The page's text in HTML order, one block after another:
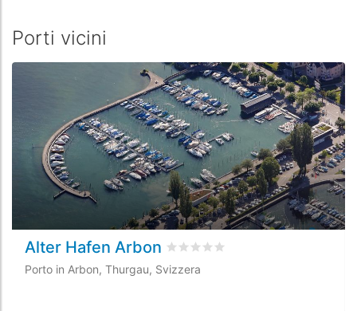
Porti vicini
Alter Hafen Arbon Valutato0
Porto in Arbon, Thurgau, Svizzera